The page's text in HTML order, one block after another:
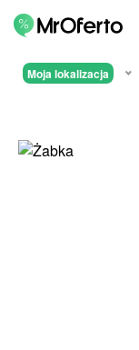
Moja lokalizacja